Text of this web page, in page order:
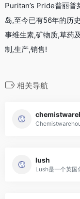
Puritan’s Pride普丽普
岛,至今已有56年的历
事维生素,矿物质,草药
制,生产,销售!
相关导航
lush